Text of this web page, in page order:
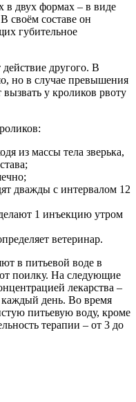
в двух формах – в виде
своём составе он
губительное
другого. В
но в случае превышения
у кроликов рвоту
из массы тела зверька,
дважды с интервалом 12
1 инъекцию утром
ветеринар.
в питьевой воде в
поилку. На следующие
лекарства –
день. Во время
питьевую воду, кроме
терапии – от 3 до